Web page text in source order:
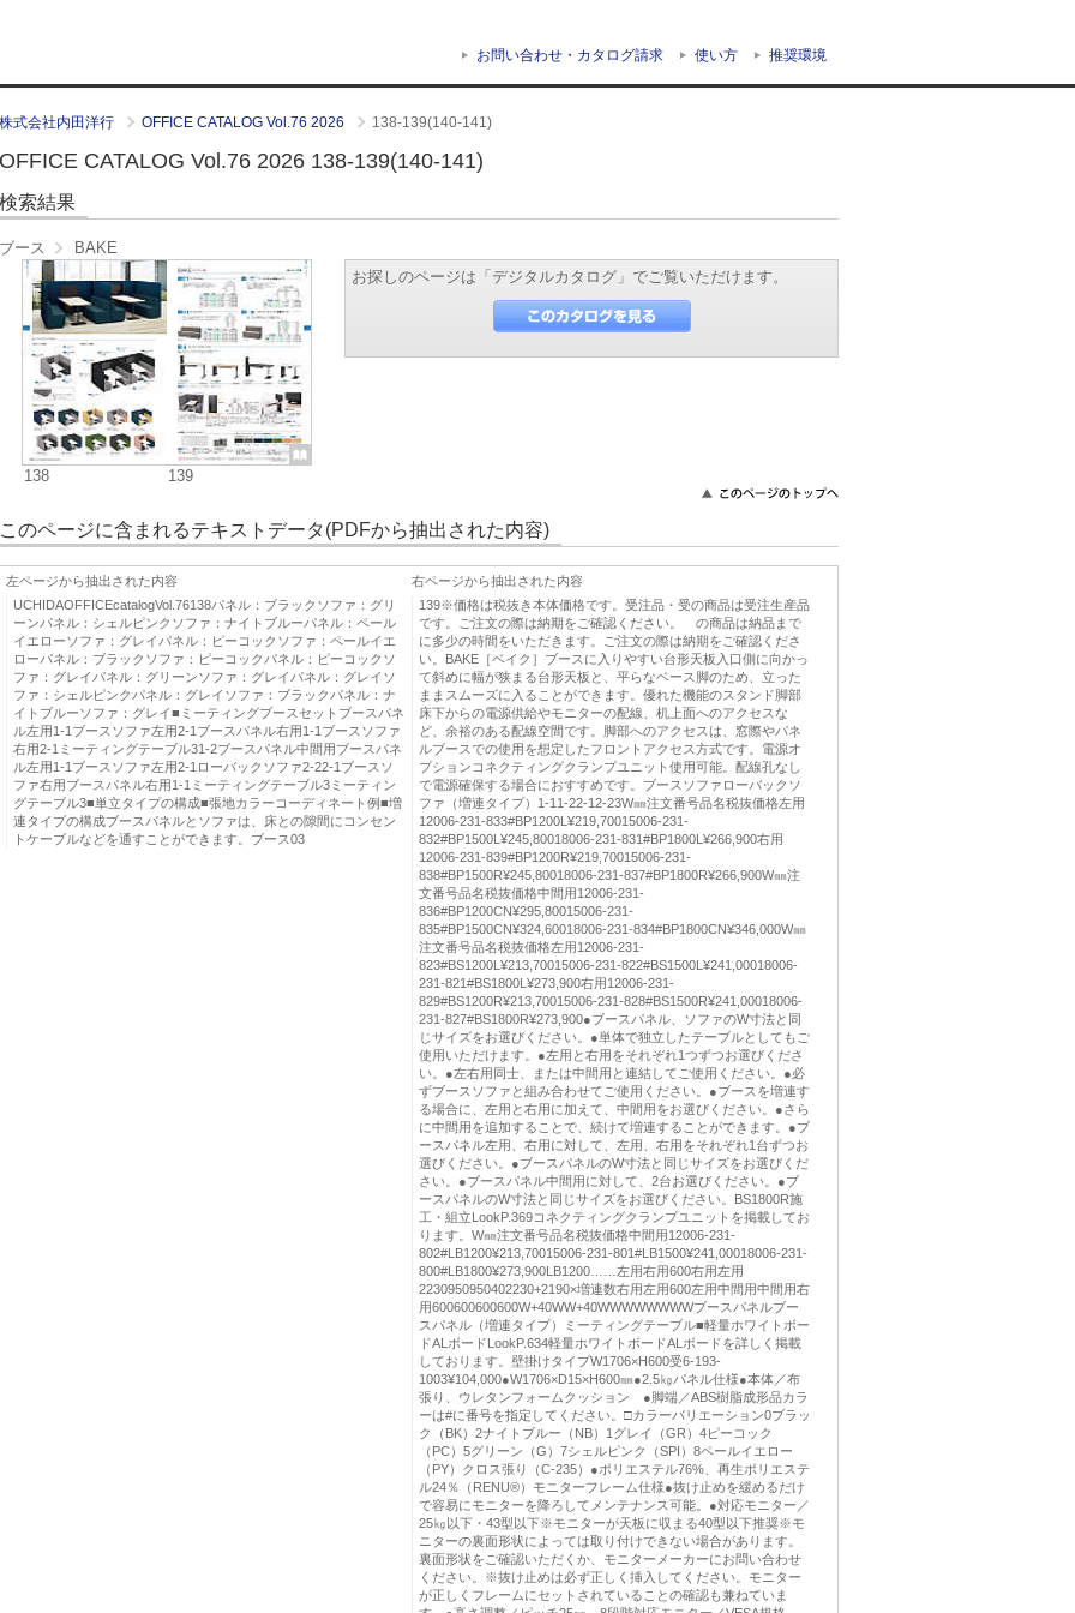
お問い合わせ・カタログ請求 使い方 推奨環境
株式会社内田洋行 OFFICE CATALOG Vol.76 2026 138-139(140-141)
OFFICE CATALOG Vol.76 2026 138-139(140-141)
検索結果
ブース BAKE
138 139
お探しのページは「デジタルカタログ」でご覧いただけます。
このページに含まれるテキストデータ(PDFから抽出された内容)
左ページから抽出された内容
UCHIDAOFFICEcatalogVol.76138パネル：ブラックソファ：グリ
ーンパネル：シェルピンクソファ：ナイトブルーパネル：ペール
イエローソファ：グレイパネル：ピーコックソファ：ペールイエ
ローパネル：ブラックソファ：ピーコックパネル：ピーコックソ
ファ：グレイパネル：グリーンソファ：グレイパネル：グレイソ
ファ：シェルピンクパネル：グレイソファ：ブラックパネル：ナ
イトブルーソファ：グレイ■ミーティングブースセットブースパネ
ル左用1-1ブースソファ左用2-1ブースパネル右用1-1ブースソファ
右用2-1ミーティングテーブル31-2ブースパネル中間用ブースパネ
ル左用1-1ブースソファ左用2-1ローバックソファ2-22-1ブースソ
ファ右用ブースパネル右用1-1ミーティングテーブル3ミーティン
グテーブル3■単立タイプの構成■張地カラーコーディネート例■増
連タイプの構成ブースパネルとソファは、床との隙間にコンセン
トケーブルなどを通すことができます。ブース03
右ページから抽出された内容
139※価格は税抜き本体価格です。受注品・受の商品は受注生産品
です。ご注文の際は納期をご確認ください。 の商品は納品まで
に多少の時間をいただきます。ご注文の際は納期をご確認くださ
い。BAKE［ベイク］ブースに入りやすい台形天板入口側に向かっ
て斜めに幅が狭まる台形天板と、平らなベース脚のため、立った
ままスムーズに入ることができます。優れた機能のスタンド脚部
床下からの電源供給やモニターの配線、机上面へのアクセスな
ど、余裕のある配線空間です。脚部へのアクセスは、窓際やパネ
ルブースでの使用を想定したフロントアクセス方式です。電源オ
プションコネクティングクランプユニット使用可能。配線孔なし
で電源確保する場合におすすめです。ブースソファローバックソ
ファ（増連タイプ）1-11-22-12-23W㎜注文番号品名税抜価格左用
12006-231-833#BP1200L¥219,70015006-231-
832#BP1500L¥245,80018006-231-831#BP1800L¥266,900右用
12006-231-839#BP1200R¥219,70015006-231-
838#BP1500R¥245,80018006-231-837#BP1800R¥266,900W㎜注
文番号品名税抜価格中間用12006-231-
836#BP1200CN¥295,80015006-231-
835#BP1500CN¥324,60018006-231-834#BP1800CN¥346,000W㎜
注文番号品名税抜価格左用12006-231-
823#BS1200L¥213,70015006-231-822#BS1500L¥241,00018006-
231-821#BS1800L¥273,900右用12006-231-
829#BS1200R¥213,70015006-231-828#BS1500R¥241,00018006-
231-827#BS1800R¥273,900●ブースパネル、ソファのW寸法と同
じサイズをお選びください。●単体で独立したテーブルとしてもご
使用いただけます。●左用と右用をそれぞれ1つずつお選びくださ
い。●左右用同士、または中間用と連結してご使用ください。●必
ずブースソファと組み合わせてご使用ください。●ブースを増連す
る場合に、左用と右用に加えて、中間用をお選びください。●さら
に中間用を追加することで、続けて増連することができます。●ブ
ースパネル左用、右用に対して、左用、右用をそれぞれ1台ずつお
選びください。●ブースパネルのW寸法と同じサイズをお選びくだ
さい。●ブースパネル中間用に対して、2台お選びください。●ブ
ースパネルのW寸法と同じサイズをお選びください。BS1800R施
工・組立LookP.369コネクティングクランプユニットを掲載してお
ります。W㎜注文番号品名税抜価格中間用12006-231-
802#LB1200¥213,70015006-231-801#LB1500¥241,00018006-231-
800#LB1800¥273,900LB1200……左用右用600右用左用
2230950950402230+2190×増連数右用左用600左用中間用中間用右
用600600600600W+40WW+40WWWWWWWWブースパネルブー
スパネル（増連タイプ）ミーティングテーブル■軽量ホワイトボー
ドALボードLookP.634軽量ホワイトボードALボードを詳しく掲載
しております。壁掛けタイプW1706×H600受6-193-
1003¥104,000●W1706×D15×H600㎜●2.5㎏パネル仕様●本体／布
張り、ウレタンフォームクッション ●脚端／ABS樹脂成形品カラ
ーは#に番号を指定してください。□カラーバリエーション0ブラッ
ク（BK）2ナイトブルー（NB）1グレイ（GR）4ピーコック
（PC）5グリーン（G）7シェルピンク（SPI）8ペールイエロー
（PY）クロス張り（C-235）●ポリエステル76%、再生ポリエステ
ル24％（RENU®）モニターフレーム仕様●抜け止めを緩めるだけ
で容易にモニターを降ろしてメンテナンス可能。●対応モニター／
25㎏以下・43型以下※モニターが天板に収まる40型以下推奨※モ
ニターの裏面形状によっては取り付けできない場合があります。
裏面形状をご確認いただくか、モニターメーカーにお問い合わせ
ください。※抜け止めは必ず正しく挿入してください。モニター
が正しくフレームにセットされていることの確認も兼ねていま